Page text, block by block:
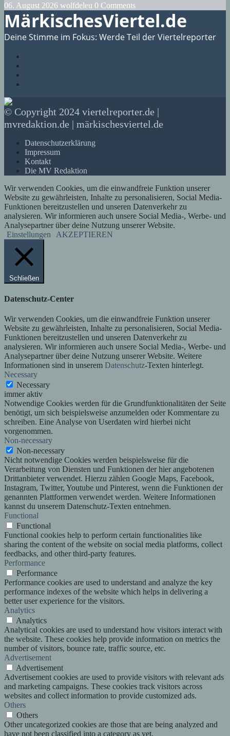
06. August 2026 wolfdeleu 0 Comments
MärkischesViertel.de
Deine Stimme im Fokus: Werde Teil der Viertelreporter
© Copyright 2024 viertelreporter.de |
mvredaktion.de | märkischesviertel.de
Datenschutzerklärung
Impressum
Kontakt
Die MV Redaktion
Wir verwenden Cookies, um die einwandfreie Funktion unserer
Website zu gewährleisten, Inhalte zu personalisieren, Social Media-
Funktionen bereitzustellen und unseren Datenverkehr zu
analysieren. Wir informieren auch unsere Social Media-, Werbe- und
Analysepartner über deine Nutzung unserer Website.
Einstellungen
AKZEPTIEREN
Schließen
Datenschutz-Center
Wir verwenden Cookies, um die einwandfreie Funktion unserer
Website zu gewährleisten, Inhalte zu personalisieren, Social Media-
Funktionen bereitzustellen und unseren Datenverkehr zu
analysieren. Wir informieren auch unsere Social Media-, Werbe- und
Analysepartner über deine Nutzung unserer Website. Weitere
Informationen sind in unserem Datenschutz-Texten hinterlegt.
Necessary
Necessary
immer aktiv
Notwendige Cookies werden für die Grundfunktionalitäten der Seite
benötigt, um sich beispielsweise anzumelden oder Kommentare zu
schreiben. Eine Analyse von Userdaten wird hierbei nicht
vorgenommen.
Non-necessary
Non-necessary
Nicht notwendige Cookies werden beispielsweise für die
Verarbeitung von Diensten und Funktionen der hier angebotenen
Drittanbieter verwendet. Hierzu zählen Google Maps, Facebook,
Instagram, Twitter, Youtube und Pinterest, wenn die Funktionen der
genannten Plattformen verwendet werden. Weitere Informationen
kannst du unserem Datenschutz-Texten entnehmen.
Functional
Functional
Functional cookies help to perform certain functionalities like
sharing the content of the website on social media platforms, collect
feedbacks, and other third-party features.
Performance
Performance
Performance cookies are used to understand and analyze the key
performance indexes of the website which helps in delivering a
better user experience for the visitors.
Analytics
Analytics
Analytical cookies are used to understand how visitors interact with
the website. These cookies help provide information on metrics the
number of visitors, bounce rate, traffic source, etc.
Advertisement
Advertisement
Advertisement cookies are used to provide visitors with relevant ads
and marketing campaigns. These cookies track visitors across
websites and collect information to provide customized ads.
Others
Others
Other uncategorized cookies are those that are being analyzed and
have not been classified into a category as yet.